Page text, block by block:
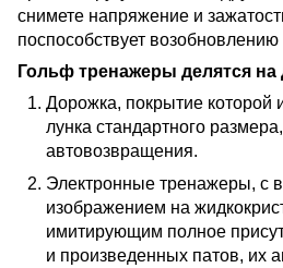
снимете напряжение и
поспособствует
Гольф тренажеры делятся на
Дорожка, покрытие которой
лунка стандартного
автовозвращения.
Электронные тренажеры, с
изображением на
имитирующим полное
и произведенных патов, их